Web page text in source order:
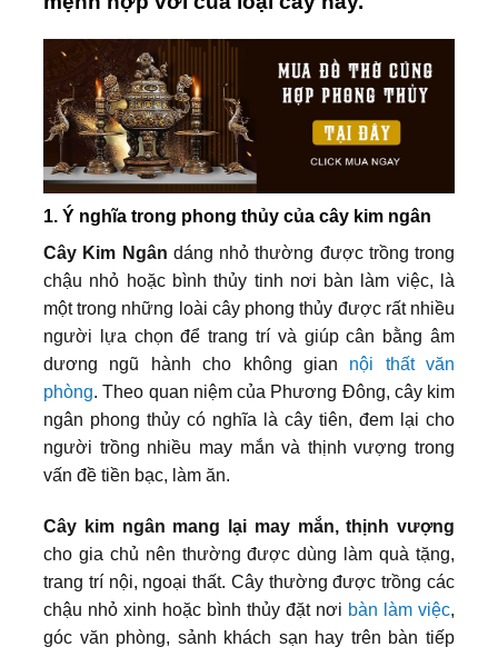
1. Ý nghĩa trong phong thủy của cây kim ngân
Cây Kim Ngân dáng nhỏ thường được trồng trong
chậu nhỏ hoặc bình thủy tinh nơi bàn làm việc, là
một trong những loài cây phong thủy được rất nhiều
người lựa chọn để trang trí và giúp cân bằng âm
dương ngũ hành cho không gian nội thất văn
phòng. Theo quan niệm của Phương Đông, cây kim
ngân phong thủy có nghĩa là cây tiên, đem lại cho
người trồng nhiều may mắn và thịnh vượng trong
vấn đề tiền bạc, làm ăn.
Cây kim ngân mang lại may mắn, thịnh vượng
cho gia chủ nên thường được dùng làm quà tặng,
trang trí nội, ngoại thất. Cây thường được trồng các
chậu nhỏ xinh hoặc bình thủy đặt nơi bàn làm việc,
góc văn phòng, sảnh khách sạn hay trên bàn tiếp